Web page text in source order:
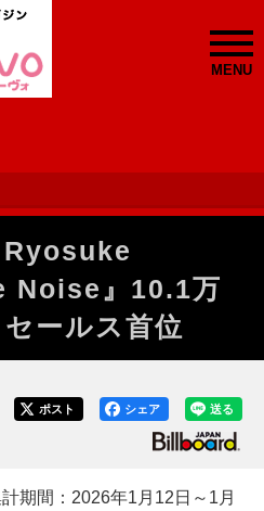
MENU
Ryosuke
Noise』10.1万
ールス首位
送る
シェア
ポスト
期間：2026年1月12日～1月